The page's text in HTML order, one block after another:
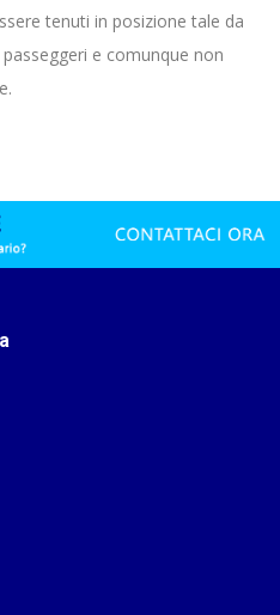
tenuti in posizione tale da
e comunque non